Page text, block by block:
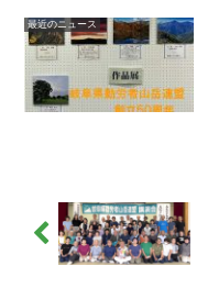
最近のニュース